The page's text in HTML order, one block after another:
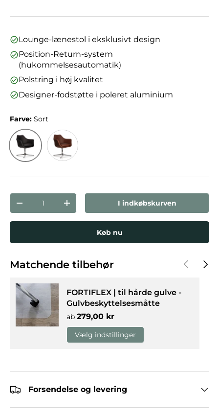
Lounge-lænestol i eksklusivt design
Position-Return-system
(hukommelsesautomatik)
Polstring i høj kvalitet
Designer-fodstøtte i poleret aluminium
Farve: Sort
Reducer mængdenForøg mængdenI indkøbskurven
Køb nu
Matchende tilbehør Forrige
FORTIFLEX | til hårde gulve -
Gulvbeskyttelsesmåtte
ab Normalpris
279,00 kr
Vælg indstillinger
Forsendelse og levering